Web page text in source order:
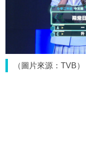
（圖片來源：TVB）